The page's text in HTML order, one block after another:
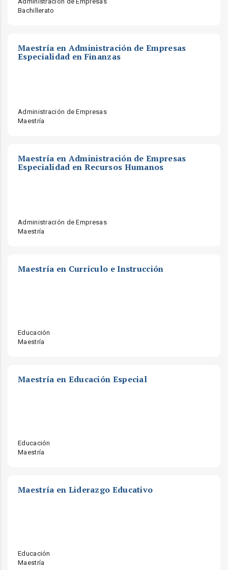
Bachillerato
Maestría en Administración de Empresas
Especialidad en Finanzas
Administración de Empresas
Maestría
Maestría en Administración de Empresas
Especialidad en Recursos Humanos
Administración de Empresas
Maestría
Maestría en Currículo e Instrucción
Educación
Maestría
Maestría en Educación Especial
Educación
Maestría
Maestría en Liderazgo Educativo
Educación
Maestría